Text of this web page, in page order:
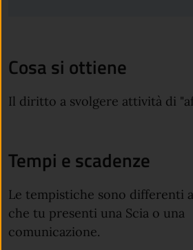
Cosa si ottiene
Il diritto a svolgere attività di
Tempi e scadenze
Le tempistiche sono differenti
che tu presenti una Scia o una
comunicazione.